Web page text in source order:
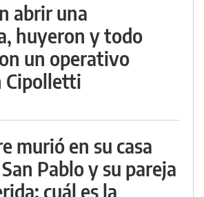
abrir una
huyeron y todo
un operativo
Cipolletti
murió en su casa
Pablo y su pareja
cuál es la